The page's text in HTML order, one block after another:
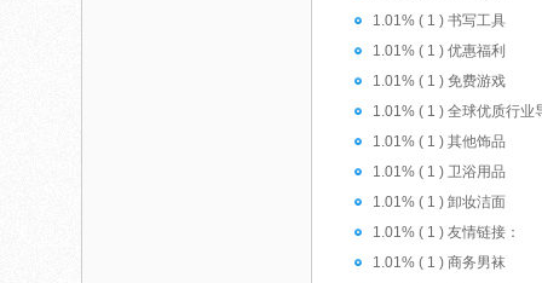
1.01% ( 1 ) 书写工具
1.01% ( 1 ) 优惠福利
1.01% ( 1 ) 免费游戏
1.01% ( 1 ) 全球优质行业
1.01% ( 1 ) 其他饰品
1.01% ( 1 ) 卫浴用品
1.01% ( 1 ) 卸妆洁面
1.01% ( 1 ) 友情链接：
1.01% ( 1 ) 商务男袜